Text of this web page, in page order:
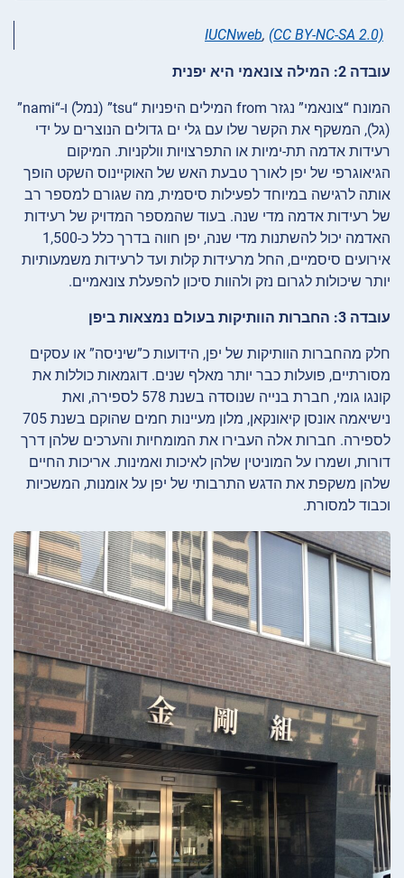
IUCNweb, (CC BY-NC-SA 2.0)
עובדה 2: המילה צונאמי היא יפנית
המונח “צונאמי” נגזר from המילים היפניות “tsu” (נמל) ו-“nami”
(גל), המשקף את הקשר שלו עם גלי ים גדולים הנוצרים על ידי
רעידות אדמה תת-ימיות או התפרצויות וולקניות. המיקום
הגיאוגרפי של יפן לאורך טבעת האש של האוקיינוס השקט הופך
אותה לרגישה במיוחד לפעילות סיסמית, מה שגורם למספר רב
של רעידות אדמה מדי שנה. בעוד שהמספר המדויק של רעידות
האדמה יכול להשתנות מדי שנה, יפן חווה בדרך כלל כ-1,500
אירועים סיסמיים, החל מרעידות קלות ועד לרעידות משמעותיות
יותר שיכולות לגרום נזק ולהוות סיכון להפעלת צונאמיים.
עובדה 3: החברות הוותיקות בעולם נמצאות ביפן
חלק מהחברות הוותיקות של יפן, הידועות כ”שיניסה” או עסקים
מסורתיים, פועלות כבר יותר מאלף שנים. דוגמאות כוללות את
קונגו גומי, חברת בנייה שנוסדה בשנת 578 לספירה, ואת
נישיאמה אונסן קיאונקאן, מלון מעיינות חמים שהוקם בשנת 705
לספירה. חברות אלה העבירו את המומחיות והערכים שלהן דרך
דורות, ושמרו על המוניטין שלהן לאיכות ואמינות. אריכות החיים
שלהן משקפת את הדגש התרבותי של יפן על אומנות, המשכיות
וכבוד למסורת.